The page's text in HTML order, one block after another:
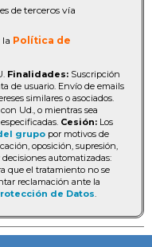
de terceros vía
la Política de
Finalidades: Suscripción
de usuario. Envío de emails
similares o asociados.
Ud., o mientras sea
Cesión: Los
grupo por motivos de
oposición, supresión,
automatizadas:
que el tratamiento no se
reclamación ante la
de Datos